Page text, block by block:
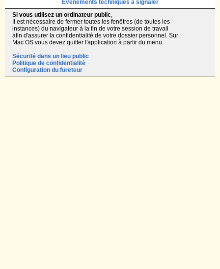
Événements techniques à signaler
Si vous utilisez un ordinateur public,
Il est nécessaire de fermer toutes les fenêtres (de toutes les
instances) du navigateur à la fin de votre session de travail
afin d'assurer la confidentialité de votre dossier personnel. Sur
Mac OS vous devez quitter l'application à partir du menu.
Sécurité dans un lieu public
Politique de confidentialité
Configuration du fureteur